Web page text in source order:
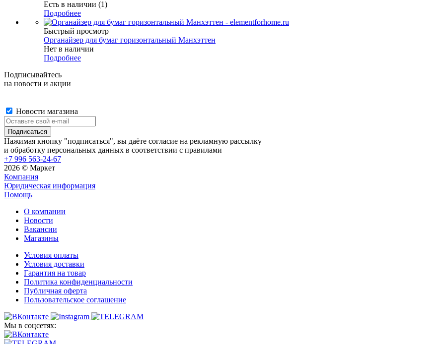
Есть в наличии (1)
Подробнее
Быстрый просмотр
Органайзер для бумаг горизонтальный Манхэттен
Нет в наличии
Подробнее
Подписывайтесь
на новости и акции
Новости магазина
Нажимая кнопку "подписаться", вы даёте согласие на рекламную рассылку
и обработку персональных данных в соответствии с правилами
+7 996 563-24-67
2026 © Маркет
Компания
Юридическая информация
Помощь
О компании
Новости
Вакансии
Магазины
Условия оплаты
Условия доставки
Гарантия на товар
Политика конфиденциальности
Публичная оферта
Пользовательское соглашение
Мы в соцсетях: